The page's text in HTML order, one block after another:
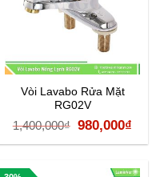
Vòi Lavabo Rửa Mặt
RG02V
1,400,000₫ Giá
gốc
980,000₫
hiện
tại